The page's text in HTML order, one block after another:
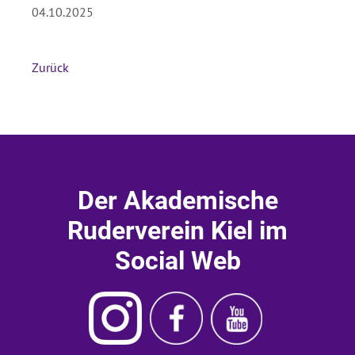
Absenden
04.10.2025
Zurück
Der Akademische
Ruderverein Kiel im
Social Web
Instagram
Akademischer
Ruderverein
Ruderverein
Kiel
Facebook
Kiel
Youtube